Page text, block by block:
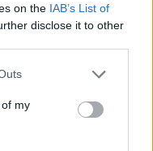
on the IAB’s List of
disclose it to other
my
και προσωπικά
αμυντικό
γιατί πολύ
για κάτι τέτοιο.
οι οποίες θα